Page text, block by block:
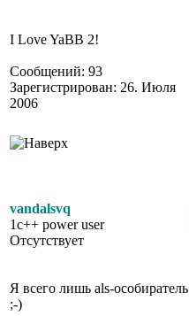
I Love YaBB 2!
Сообщений: 93
Зарегистрирован: 26. Июля
2006
vandalsvq
1c++ power user
Отсутствует
Я всего лишь als-особиратель
;-)